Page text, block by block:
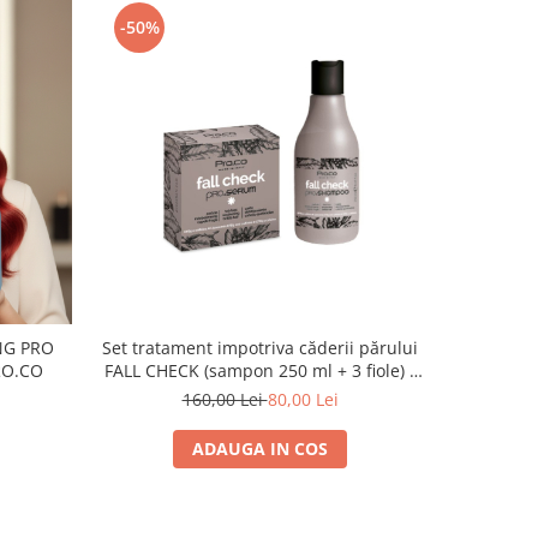
PRO
-50%
Set tratament impotriva căderii părului
FALL CHECK (sampon 250 ml + 3 fiole) -
SET MIC
160,00 Lei80,00 Lei
ADAUGA IN COS